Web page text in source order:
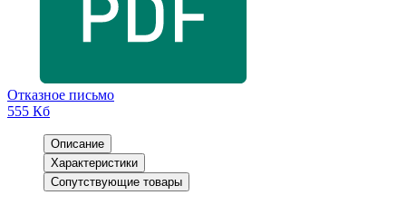
Отказное письмо
555 Кб
Описание
Характеристики
Сопутствующие товары